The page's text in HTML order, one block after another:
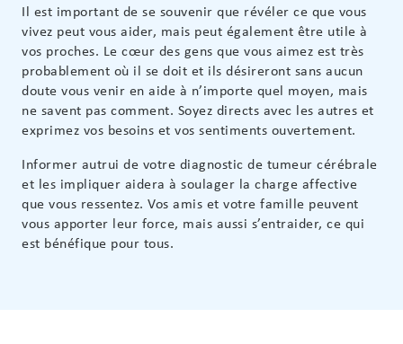
Il est important de se souvenir que révéler ce que vous
vivez peut vous aider, mais peut également être utile à
vos proches. Le cœur des gens que vous aimez est très
probablement où il se doit et ils désireront sans aucun
doute vous venir en aide à n’importe quel moyen, mais
ne savent pas comment. Soyez directs avec les autres et
exprimez vos besoins et vos sentiments ouvertement.
Informer autrui de votre diagnostic de tumeur cérébrale
et les impliquer aidera à soulager la charge affective
que vous ressentez. Vos amis et votre famille peuvent
vous apporter leur force, mais aussi s’entraider, ce qui
est bénéfique pour tous.